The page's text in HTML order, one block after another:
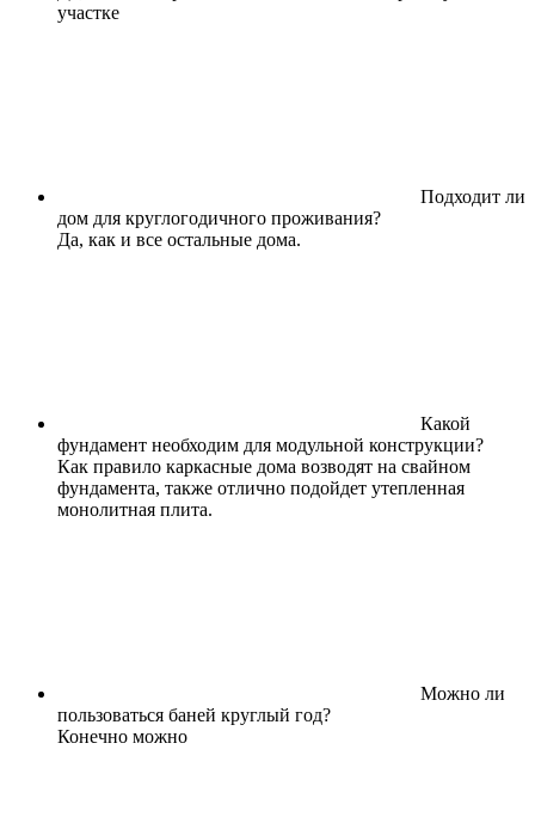
участке
Подходит ли
дом для круглогодичного проживания?
Да, как и все остальные дома.
Какой
фундамент необходим для модульной конструкции?
Как правило каркасные дома возводят на свайном
фундамента, также отлично подойдет утепленная
монолитная плита.
Можно ли
пользоваться баней круглый год?
Конечно можно